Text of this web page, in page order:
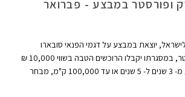
ופורסטר במבצע - פברואר
יוצאת במבצע על דגמי הפנאי סובארו
קרוסטרק וסובארו פורסטר, במסגרתו יקבלו הרוכשים הטבה בשווי 10,000 ₪
הכוללת הרחבת אחריות מ- 3 שנים ל- 5 שנים או עד 100,000 ק"מ, מבחר